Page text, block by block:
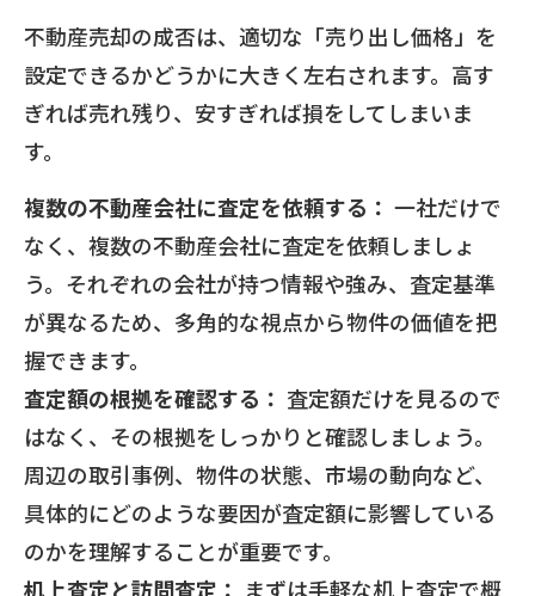
不動産売却の成否は、適切な「売り出し価格」を
設定できるかどうかに大きく左右されます。高す
ぎれば売れ残り、安すぎれば損をしてしまいま
す。
複数の不動産会社に査定を依頼する： 一社だけで
なく、複数の不動産会社に査定を依頼しましょ
う。それぞれの会社が持つ情報や強み、査定基準
が異なるため、多角的な視点から物件の価値を把
握できます。
査定額の根拠を確認する： 査定額だけを見るので
はなく、その根拠をしっかりと確認しましょう。
周辺の取引事例、物件の状態、市場の動向など、
具体的にどのような要因が査定額に影響している
のかを理解することが重要です。
机上査定と訪問査定： まずは手軽な机上査定で概